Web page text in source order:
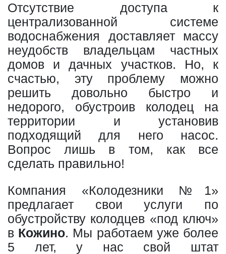
Отсутствие доступа к
централизованной системе
водоснабжения доставляет массу
неудобств владельцам частных
домов и дачных участков. Но, к
счастью, эту проблему можно
решить довольно быстро и
недорого, обустроив колодец на
территории и установив
подходящий для него насос.
Вопрос лишь в том, как все
сделать правильно!
Компания «Колодезники №1»
предлагает свои услуги по
обустройству колодцев «под ключ»
в Кожино. Мы работаем уже более
5 лет, у нас свой штат